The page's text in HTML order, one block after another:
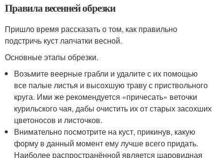
Правила весенней обрезки
Пришло время рассказать о том, как правильно
подстричь куст лапчатки весной.
Основные этапы обрезки.
Возьмите веерные грабли и удалите с их помощью
все палые листья и высохшую траву с приствольного
круга. Ими же рекомендуется «причесать» веточки
курильского чая, дабы очистить их от старых засохших
цветоносов и листочков.
Внимательно посмотрите на куст, прикинув, какую
форму в данный момент ему лучше всего придать.
Наиболее распространённой является шаровидная